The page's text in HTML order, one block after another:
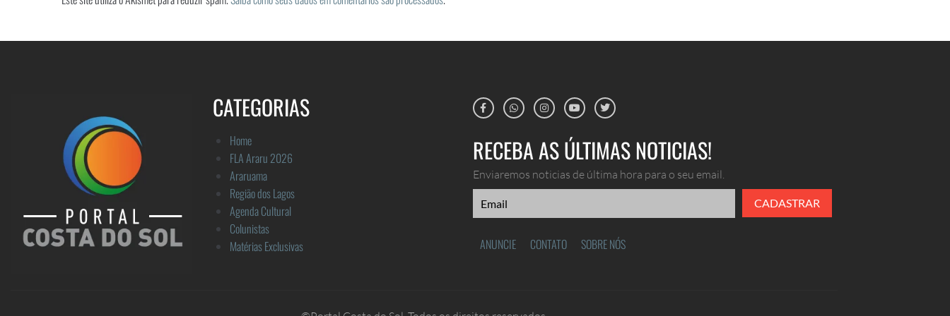
CATEGORIAS
Home
FLA Araru 2026
Araruama
Região dos Lagos
Agenda Cultural
Colunistas
Matérias Exclusivas
RECEBA AS ÚLTIMAS NOTICIAS!
Enviaremos noticias de última hora para o seu email.
CADASTRAR
ANUNCIE CONTATO SOBRE NÓS